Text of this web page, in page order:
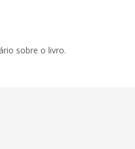
sobre o livro.